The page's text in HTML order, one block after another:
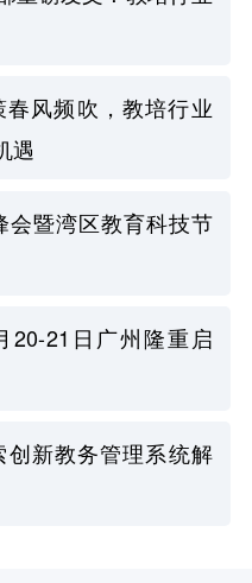
风频吹，教培行业
遇
会暨湾区教育科技节
20-21日广州隆重启
新教务管理系统解